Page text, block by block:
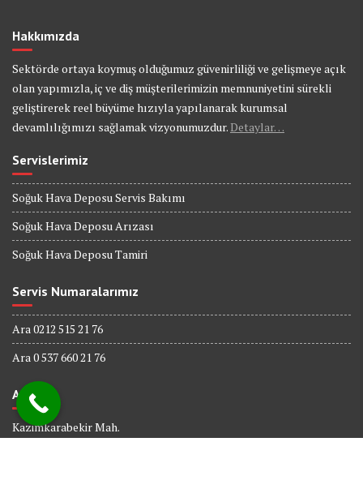
Hakkımızda
Sektörde ortaya koymuş olduğumuz güvenirliliği ve gelişmeye açık
olan yapımızla, iç ve diş müşterilerimizin memnuniyetini sürekli
geliştirerek reel büyüme hızıyla yapılanarak kurumsal
devamlılığımızı sağlamak vizyonumuzdur.Detaylar…
Servislerimiz
Soğuk Hava Deposu Servis Bakımı
Soğuk Hava Deposu Arızası
Soğuk Hava Deposu Tamiri
Servis Numaralarımız
Ara 0212 515 21 76
Ara 0 537 660 21 76
Adres
Kazimkarabekir Mah.